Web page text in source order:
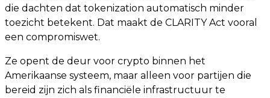
die dachten dat tokenization automatisch minder
toezicht betekent. Dat maakt de CLARITY Act vooral
een compromiswet.
Ze opent de deur voor crypto binnen het
Amerikaanse systeem, maar alleen voor partijen die
bereid zijn zich als financiële infrastructuur te